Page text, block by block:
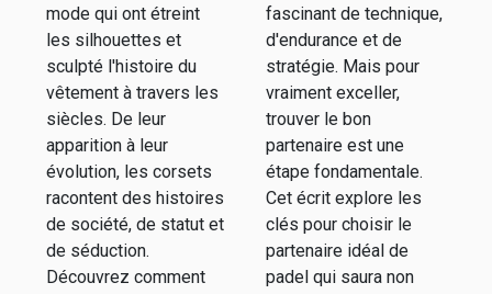
mode qui ont étreint
les silhouettes et
sculpté l'histoire du
vêtement à travers les
siècles. De leur
apparition à leur
évolution, les corsets
racontent des histoires
de société, de statut et
de séduction.
Découvrez comment
fascinant de technique,
d'endurance et de
stratégie. Mais pour
vraiment exceller,
trouver le bon
partenaire est une
étape fondamentale.
Cet écrit explore les
clés pour choisir le
partenaire idéal de
padel qui saura non